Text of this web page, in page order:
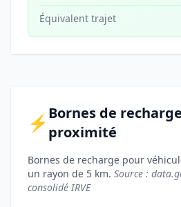
Équivalent trajet
⚡ Bornes de
proximité
Bornes de recharge pour
un rayon de 5 km. Source :
consolidé IRVE